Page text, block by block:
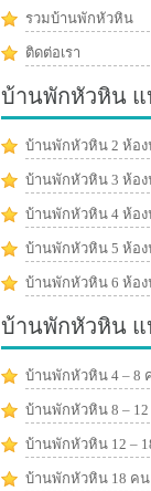
รวมบ้านพักหัวหิน
ติดต่อเรา
บ้านพักหัวหิน
บ้านพักหัวหิน 2 ห้อ
บ้านพักหัวหิน 3 ห้อ
บ้านพักหัวหิน 4 ห้อ
บ้านพักหัวหิน 5 ห้อ
บ้านพักหัวหิน 6 ห้อง
บ้านพักหัวหิน
บ้านพักหัวหิน 4 – 8
บ้านพักหัวหิน 8 –
บ้านพักหัวหิน 12 –
บ้านพักหัวหิน 18 คน